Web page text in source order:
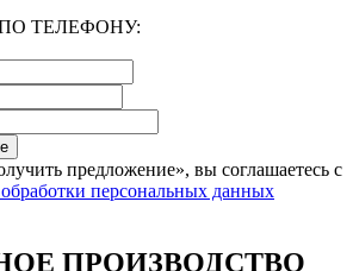
ТЕЛЕФОНУ:
предложение», вы соглашаетесь с
персональных данных
ПРОИЗВОДСТВО